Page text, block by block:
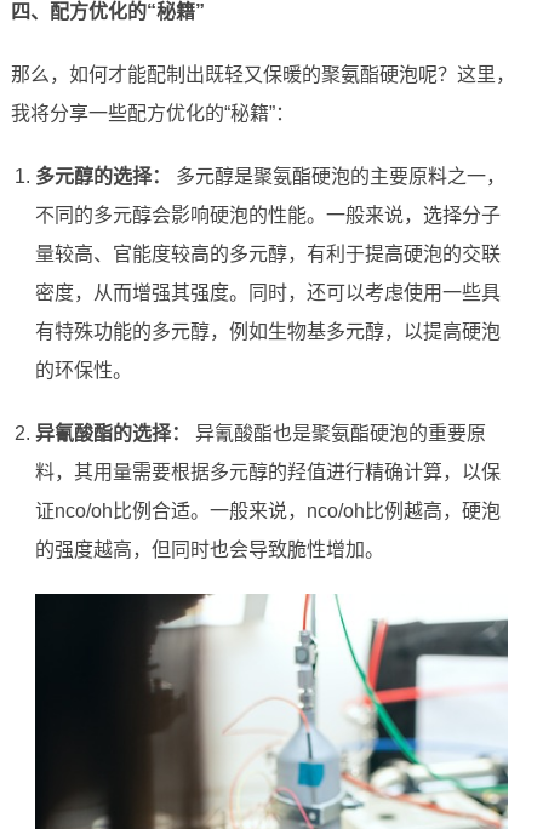
四、配方优化的“秘籍”
那么，如何才能配制出既轻又保暖的聚氨酯硬泡呢？这里，
我将分享一些配方优化的“秘籍”：
多元醇的选择：
多元醇是聚氨酯硬泡的主要原料之一，
不同的多元醇会影响硬泡的性能。一般来说，选择分子
量较高、官能度较高的多元醇，有利于提高硬泡的交联
密度，从而增强其强度。同时，还可以考虑使用一些具
有特殊功能的多元醇，例如生物基多元醇，以提高硬泡
的环保性。
异氰酸酯的选择：
异氰酸酯也是聚氨酯硬泡的重要原
料，其用量需要根据多元醇的羟值进行精确计算，以保
证nco/oh比例合适。一般来说，nco/oh比例越高，硬泡
的强度越高，但同时也会导致脆性增加。